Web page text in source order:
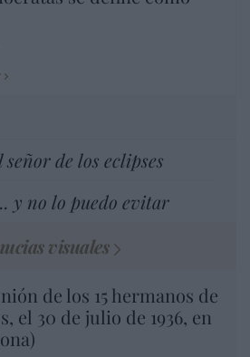
señor de los eclipses
y no lo puedo evitar
visuales
de los 15 hermanos de
el 30 de julio de 1936, en